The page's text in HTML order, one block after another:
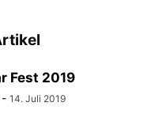
Fest 2019
- 14. Juli 2019